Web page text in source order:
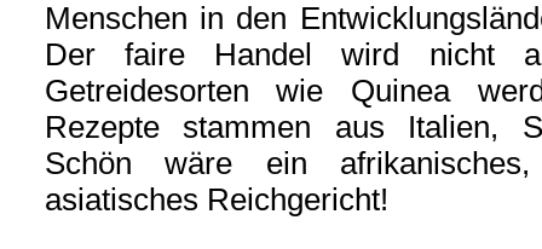
Menschen in den
Der faire Handel wird nicht
Getreidesorten wie Quinea
Rezepte stammen aus Italien,
Schön wäre ein afrikanisches,
asiatisches Reichgericht!